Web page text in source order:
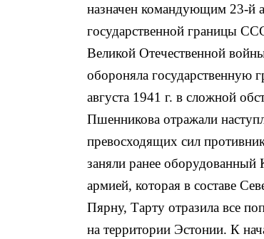
назначен командующим 23-й
государственной границы
Великой Отечественной
обороняла государственную
августа 1941 г. в сложной
Пшенникова отражали
превосходящих сил
заняли ранее
армией, которая в составе
Пярну, Тарту отразила все
на территории Эстонии. К